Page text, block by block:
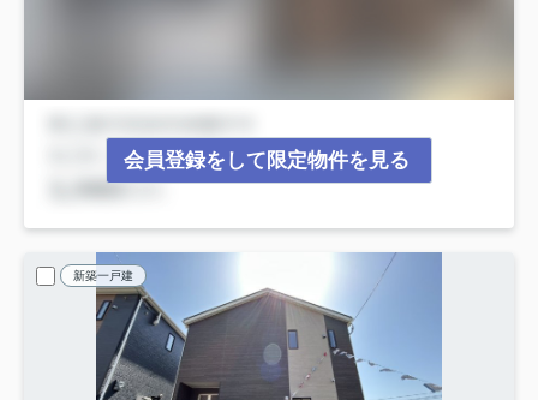
会員登録をして限定物件を見る
新築一戸建